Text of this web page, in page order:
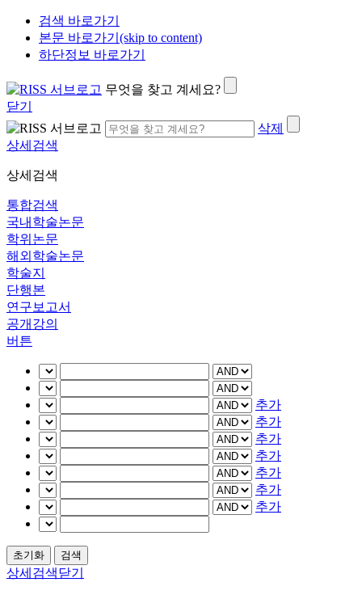
검색 바로가기
본문 바로가기(skip to content)
하단정보 바로가기
무엇을 찾고 계세요?
닫기
삭제
상세검색
상세검색
통합검색
국내학술논문
학위논문
해외학술논문
학술지
단행본
연구보고서
공개강의
버튼
추가
추가
추가
추가
추가
추가
추가
상세검색닫기